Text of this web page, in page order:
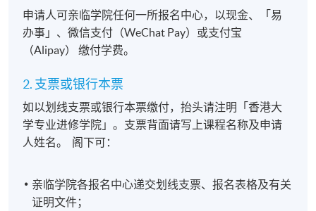
申请人可亲临学院任何一所报名中心，以现金、「易
办事」、微信支付（WeChat Pay）或支付宝
（Alipay） 缴付学费。
2. 支票或银行本票
如以划线支票或银行本票缴付，抬头请注明「香港大
学专业进修学院」。支票背面请写上课程名称及申请
人姓名。 阁下可：
亲临学院各报名中心递交划线支票、报名表格及有关
证明文件；